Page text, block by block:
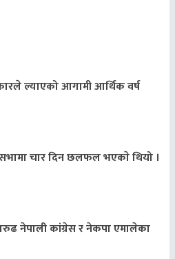
ल्याएको आगामी आर्थिक वर्ष
चार दिन छलफल भएकाे थियो ।
नेपाली कांग्रेस र नेकपा एमालेका